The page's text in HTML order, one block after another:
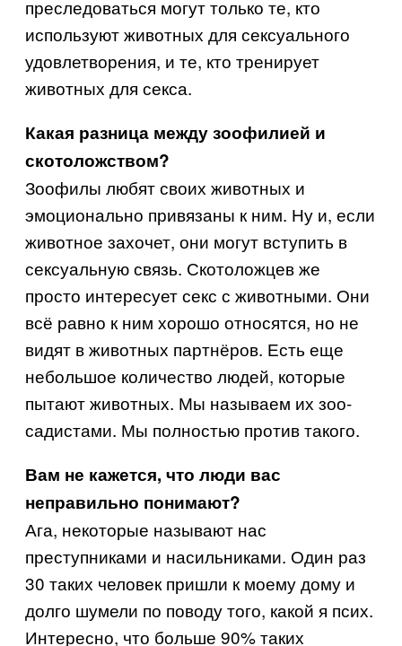
преследоваться могут только те, кто
используют животных для сексуального
удовлетворения, и те, кто тренирует
животных для секса.
Какая разница между зоофилией и
скотоложством?
Зоофилы любят своих животных и
эмоционально привязаны к ним. Ну и, если
животное захочет, они могут вступить в
сексуальную связь. Скотоложцев же
просто интересует секс с животными. Они
всё равно к ним хорошо относятся, но не
видят в животных партнёров. Есть еще
небольшое количество людей, которые
пытают животных. Мы называем их зоо-
садистами. Мы полностью против такого.
Вам не кажется, что люди вас
неправильно понимают?
Ага, некоторые называют нас
преступниками и насильниками. Один раз
30 таких человек пришли к моему дому и
долго шумели по поводу того, какой я псих.
Интересно, что больше 90% таких